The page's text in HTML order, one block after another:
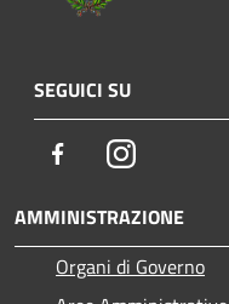
SEGUICI SU
FacebookInstagram
AMMINISTRAZIONE
Organi di Governo